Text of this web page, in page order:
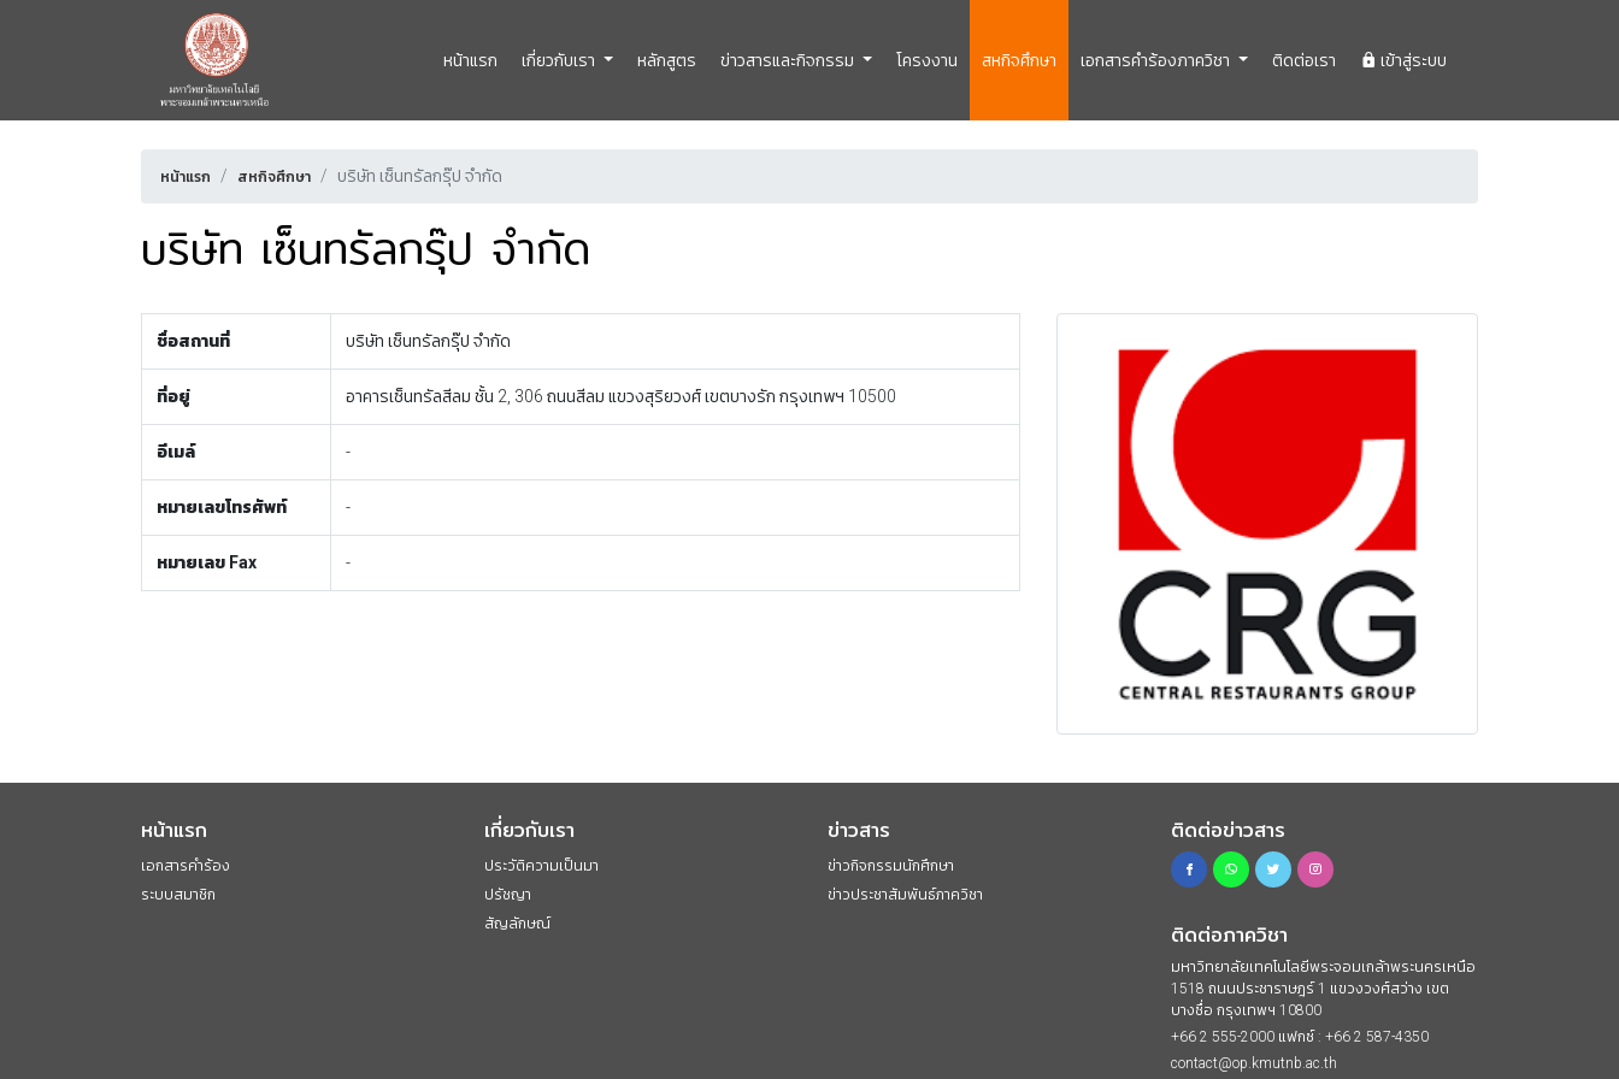
หน้าแรก เกี่ยวกับเรา หลักสูตร ข่าวสารและกิจกรรม โครงงาน สหกิจศึกษา เอกสารคำร้องภาควิชา ติดต่อเรา เข้าสู่ระบบ
หน้าแรก สหกิจศึกษา บริษัท เซ็นทรัลกรุ๊ป จำกัด
บริษัท เซ็นทรัลกรุ๊ป จำกัด
ชื่อสถานที่ บริษัท เซ็นทรัลกรุ๊ป จำกัด
ที่อยู่ อาคารเซ็นทรัลสีลม ชั้น 2, 306 ถนนสีลม แขวงสุริยวงศ์ เขตบางรัก กรุงเทพฯ 10500
อีเมล์ -
หมายเลขโทรศัพท์ -
หมายเลข Fax -
หน้าแรก
เอกสารคำร้อง
ระบบสมาชิก
เกี่ยวกับเรา
ประวัติความเป็นมา
ปรัชญา
สัญลักษณ์
ข่าวสาร
ข่าวกิจกรรมนักศึกษา
ข่าวประชาสัมพันธ์ภาควิชา
ติดต่อข่าวสาร
ติดต่อภาควิชา
มหาวิทยาลัยเทคโนโลยีพระจอมเกล้าพระนครเหนือ
1518 ถนนประชาราษฎร์ 1 แขวงวงศ์สว่าง เขต
บางซื่อ กรุงเทพฯ 10800
+66 2 555-2000 แฟกซ์ : +66 2 587-4350
contact@op.kmutnb.ac.th